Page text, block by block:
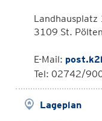
Landhausplatz
3109 St. Pölten
E-Mail:
Tel: 02742/
Lageplan